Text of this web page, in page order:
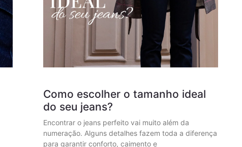
Como escolher o tamanho ideal
do seu jeans?
Encontrar o jeans perfeito vai muito além da
numeração. Alguns detalhes fazem toda a diferença
para garantir conforto, caimento e